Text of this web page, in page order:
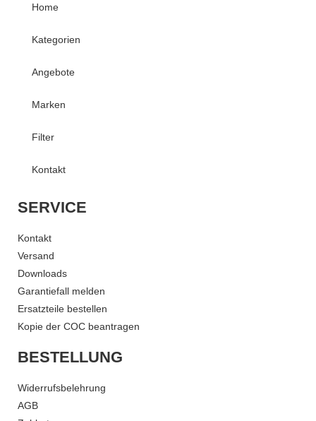
Home
Kategorien
Angebote
Marken
Filter
Kontakt
SERVICE
Kontakt
Versand
Downloads
Garantiefall melden
Ersatzteile bestellen
Kopie der COC beantragen
BESTELLUNG
Widerrufsbelehrung
AGB